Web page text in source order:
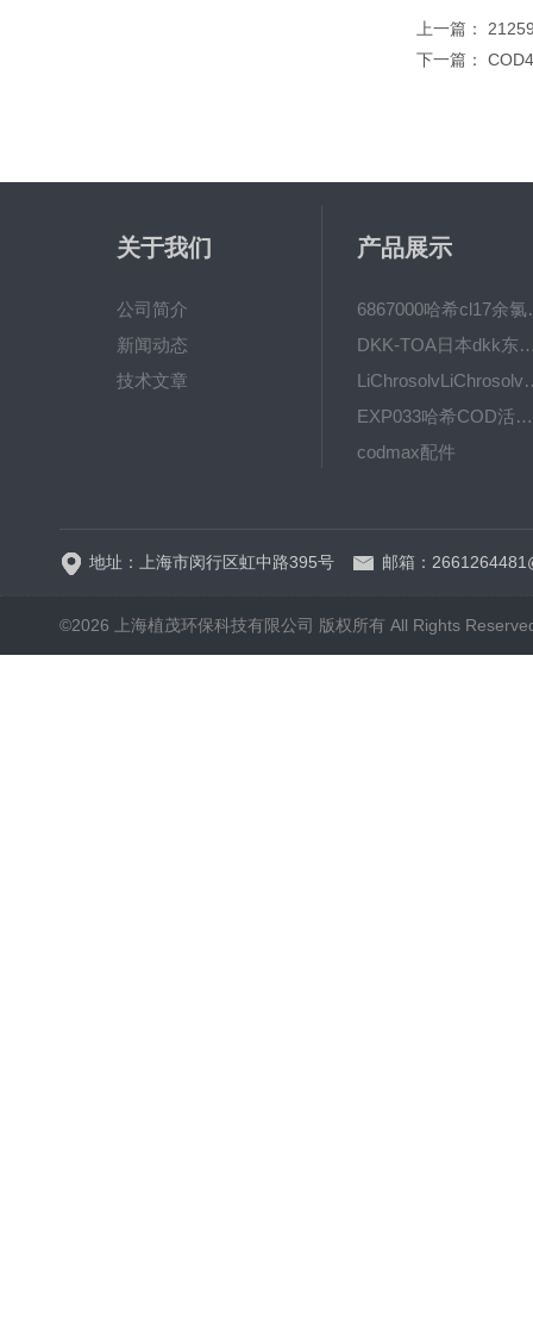
上一篇：
下一篇：
关于我们
公司简介
新闻动态
技术文章
产品展示
6867000
DKK-TOA日本dkk东亚电
EXP033哈希COD活塞泵价格 EXP033
codmax配件
地址：上海市闵行区虹中路395号 邮箱：
©2026 上海植茂环保科技有限公司 版权所有 All Rights